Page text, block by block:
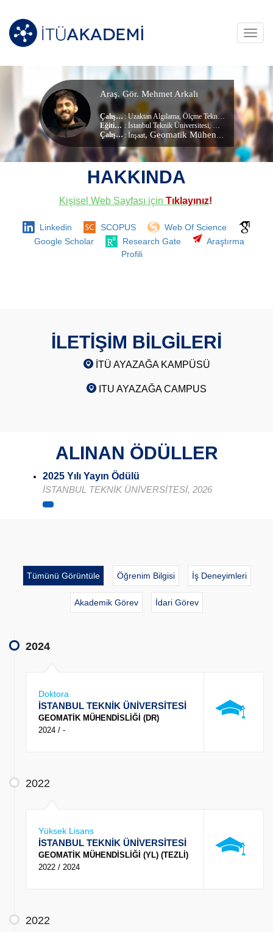
Araş. Gör. Mehmet Arkalı
Çalışma Alanları:Uzaktan Algılama, Ölçme Tekniği
Fotogrametri
Eğitim Durumu
: İstanbul Teknik Üniversitesi, Geomatik Mühendisliği (dr) (Doktora)
Çalıştığı Birim :İnşaat, Geomatik Mühendisliği Bölümü
HAKKINDA
Kişisel Web Sayfası için Tıklayınız!
Linkedin SCOPUS
Web Of Science
Google Scholar
Research Gate
Araştırma
Profili
İLETİŞİM BİLGİLERİ
İTÜ AYAZAĞA KAMPÜSÜ
ITU AYAZAĞA CAMPUS
ALINAN ÖDÜLLER
2025 Yılı Yayın Ödülü
İSTANBUL TEKNİK ÜNİVERSİTESİ, 2026
Tümünü Görüntüle Öğrenim Bilgisi İş Deneyimleri
Akademik Görev İdari Görev
2024
Doktora
İSTANBUL TEKNİK ÜNİVERSİTESİ
GEOMATİK MÜHENDİSLİĞİ (DR)
2024 / -
2022
Yüksek Lisans
İSTANBUL TEKNİK ÜNİVERSİTESİ
GEOMATİK MÜHENDİSLİĞİ (YL) (TEZLİ)
2022 / 2024
2022